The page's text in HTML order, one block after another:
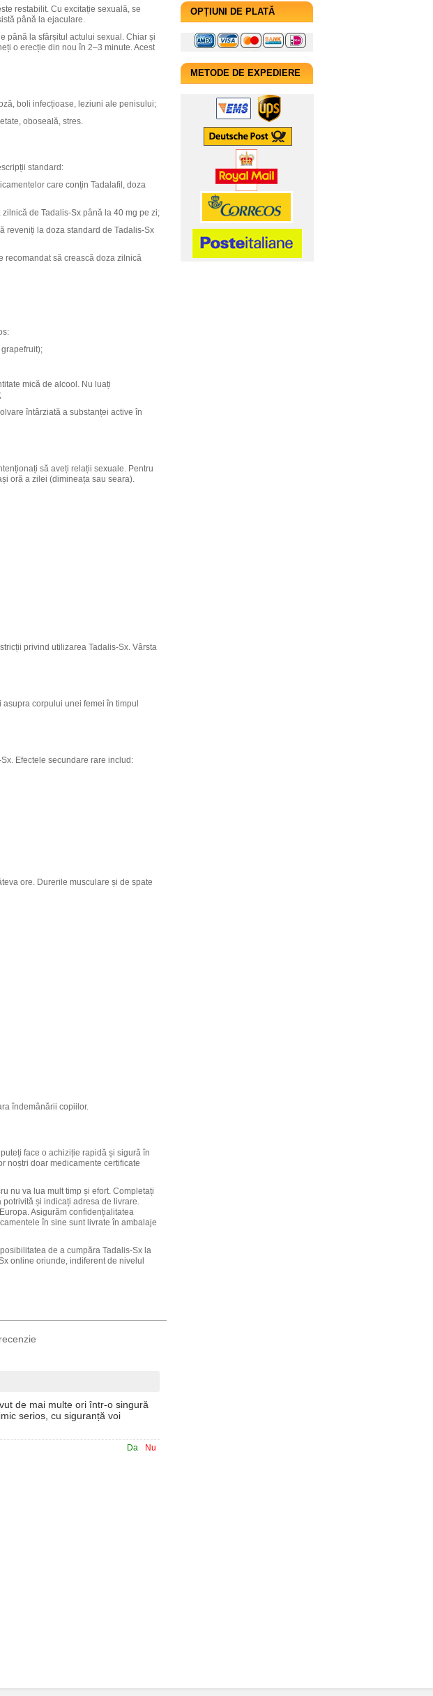
restabilit. Cu excitație sexuală, se
până la ejaculare.
până la sfârșitul actului sexual. Chiar și
o erecție din nou în 2–3 minute. Acest
boli infecțioase, leziuni ale penisului;
oboseală, stres.
standard:
care conțin Tadalafil, doza
de Tadalis-Sx până la 40 mg pe zi;
reveniți la doza standard de Tadalis-Sx
recomandat să crească doza zilnică
mică de alcool. Nu luați
întârziată a substanței active în
să aveți relații sexuale. Pentru
oră a zilei (dimineața sau seara).
privind utilizarea Tadalis-Sx. Vârsta
corpului unei femei în timpul
Efectele secundare rare includ:
ore. Durerile musculare și de spate
îndemânării copiilor.
face o achiziție rapidă și sigură în
noștri doar medicamente certificate
nu va lua mult timp și efort. Completați
și indicați adresa de livrare.
Asigurăm confidențialitatea
în sine sunt livrate în ambalaje
de a cumpăra Tadalis-Sx la
online oriunde, indiferent de nivelul
de mai multe ori într-o singură
serios, cu siguranță voi
Nu
Da
OPȚIUNI DE PLATĂ
METODE DE EXPEDIERE